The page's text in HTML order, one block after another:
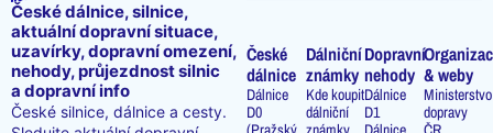
České dálnice, silnice,
aktuální dopravní situace,
uzavírky, dopravní omezení,
nehody, průjezdnost silnic
a dopravní info
České silnice, dálnice a cesty.
České
dálnice
Dálnice
D0
Dálniční
známky
Kde koupit
dálniční
Dopravní
nehody
Dálnice
D1
& weby
Ministerstvo
dopravy